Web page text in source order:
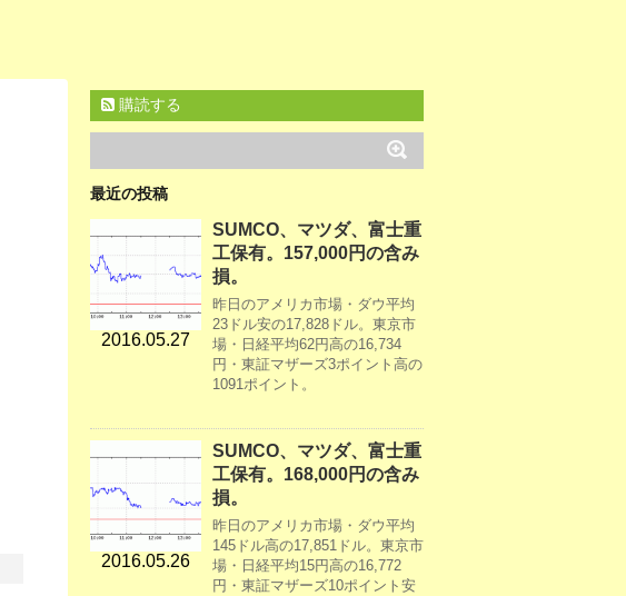
購読する
最近の投稿
2016.05.27
SUMCO、マツダ、富士重
工保有。157,000円の含み
損。
昨日のアメリカ市場・ダウ平均
23ドル安の17,828ドル。東京市
場・日経平均62円高の16,734
円・東証マザーズ3ポイント高の
1091ポイント。
2016.05.26
SUMCO、マツダ、富士重
工保有。168,000円の含み
損。
昨日のアメリカ市場・ダウ平均
145ドル高の17,851ドル。東京市
場・日経平均15円高の16,772
円・東証マザーズ10ポイント安